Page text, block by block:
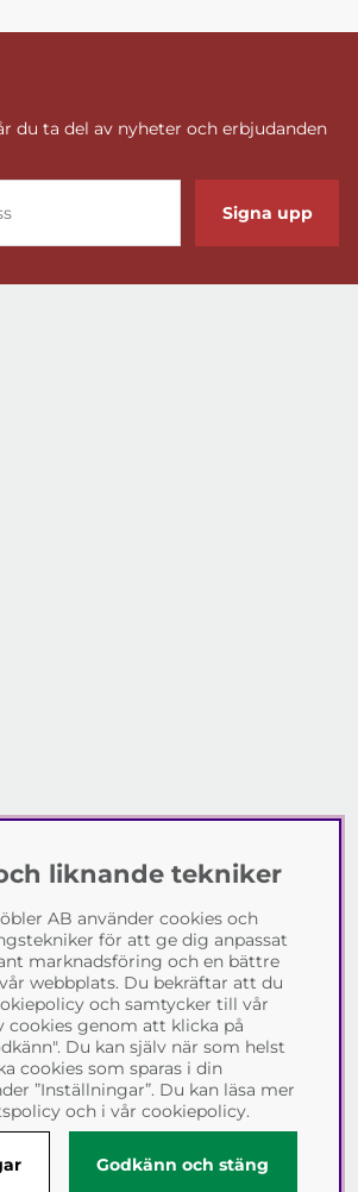
du ta del av nyheter och erbjudanden
Signa upp
AB
har vi hjälpt människor att möblera
sina inredningsdrömmar med
kvalitet. Vi vill hjälpa just dig att
- kontakta gärna oss och berätta
liknande tekniker
AB använder cookies och
för att ge dig anpassat
marknadsföring och en bättre
webbplats. Du bekräftar att du
och samtycker till vår
cookies genom att klicka på
Du kan själv när som helst
cookies som sparas i din
”Inställningar”. Du kan läsa mer
och i vår cookiepolicy.
Godkänn och stäng